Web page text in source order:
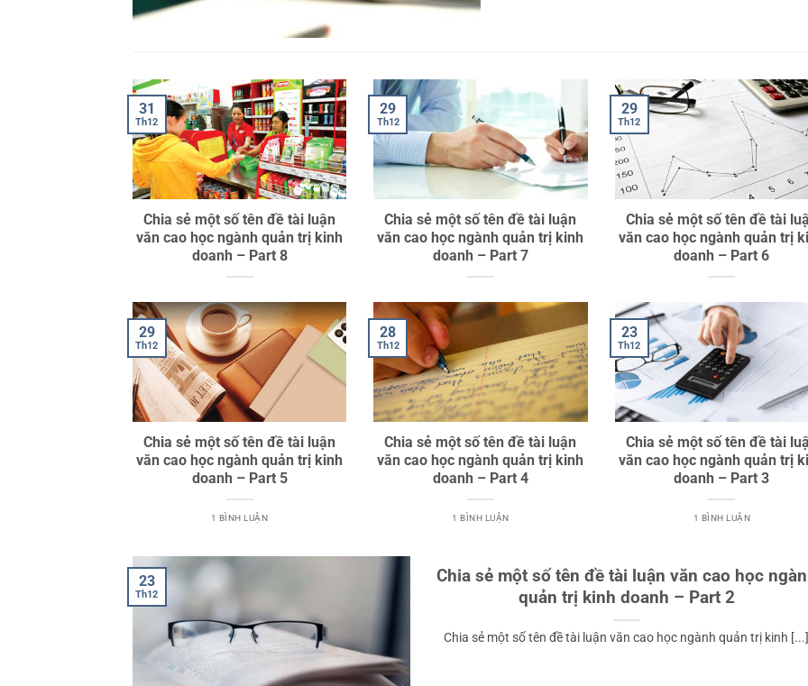
Chia sẻ một số tên đề tài luận
văn cao học ngành quản trị kinh
doanh – Part 8
31
Th12
Chia sẻ một số tên đề tài luận
văn cao học ngành quản trị kinh
doanh – Part 7
29
Th12
Chia sẻ một số tên đề tài
văn cao học ngành quản trị
doanh – Part 6
29
Th12
Chia sẻ một số tên đề tài luận
văn cao học ngành quản trị kinh
doanh – Part 5
1 BÌNH LUẬN
29
Th12
Chia sẻ một số tên đề tài luận
văn cao học ngành quản trị kinh
doanh – Part 4
1 BÌNH LUẬN
28
Th12
Chia sẻ một số tên đề tài
văn cao học ngành quản trị
doanh – Part 3
1 BÌNH LUẬN
23
Th12
Chia sẻ một số tên đề tài luận văn cao học
quản trị kinh doanh – Part 2
Chia sẻ một số tên đề tài luận văn cao học ngành quản trị kinh [...]
23
Th12